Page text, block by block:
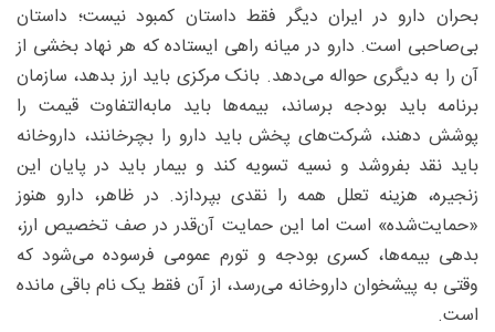
بحران دارو در ایران دیگر فقط داستان کمبود نیست؛ داستان
بی‌صاحبی است. دارو در میانه راهی ایستاده که هر نهاد بخشی از
آن را به دیگری حواله می‌دهد. بانک مرکزی باید ارز بدهد، سازمان
برنامه باید بودجه برساند، بیمه‌ها باید مابه‌التفاوت قیمت را
پوشش دهند، شرکت‌های پخش باید دارو را بچرخانند، داروخانه
باید نقد بفروشد و نسیه تسویه کند و بیمار باید در پایان این
زنجیره، هزینه تعلل همه را نقدی بپردازد. در ظاهر، دارو هنوز
«حمایت‌شده» است اما این حمایت آن‌قدر در صف تخصیص ارز،
بدهی بیمه‌ها، کسری بودجه و تورم عمومی فرسوده می‌شود که
وقتی به پیشخوان داروخانه می‌رسد، از آن فقط یک نام باقی مانده
است.